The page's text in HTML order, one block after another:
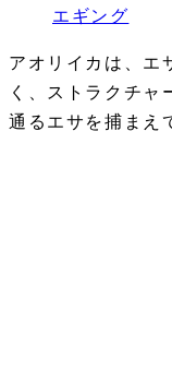
エギング
アオリイカは、エ
く、ストラクチャ
通るエサを捕まえ